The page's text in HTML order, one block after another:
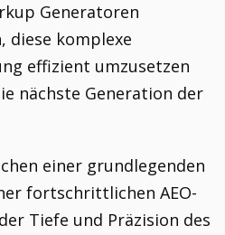
Generatoren
diese komplexe
effizient umzusetzen
nächste Generation der
einer grundlegenden
fortschrittlichen AEO-
Tiefe und Präzision des